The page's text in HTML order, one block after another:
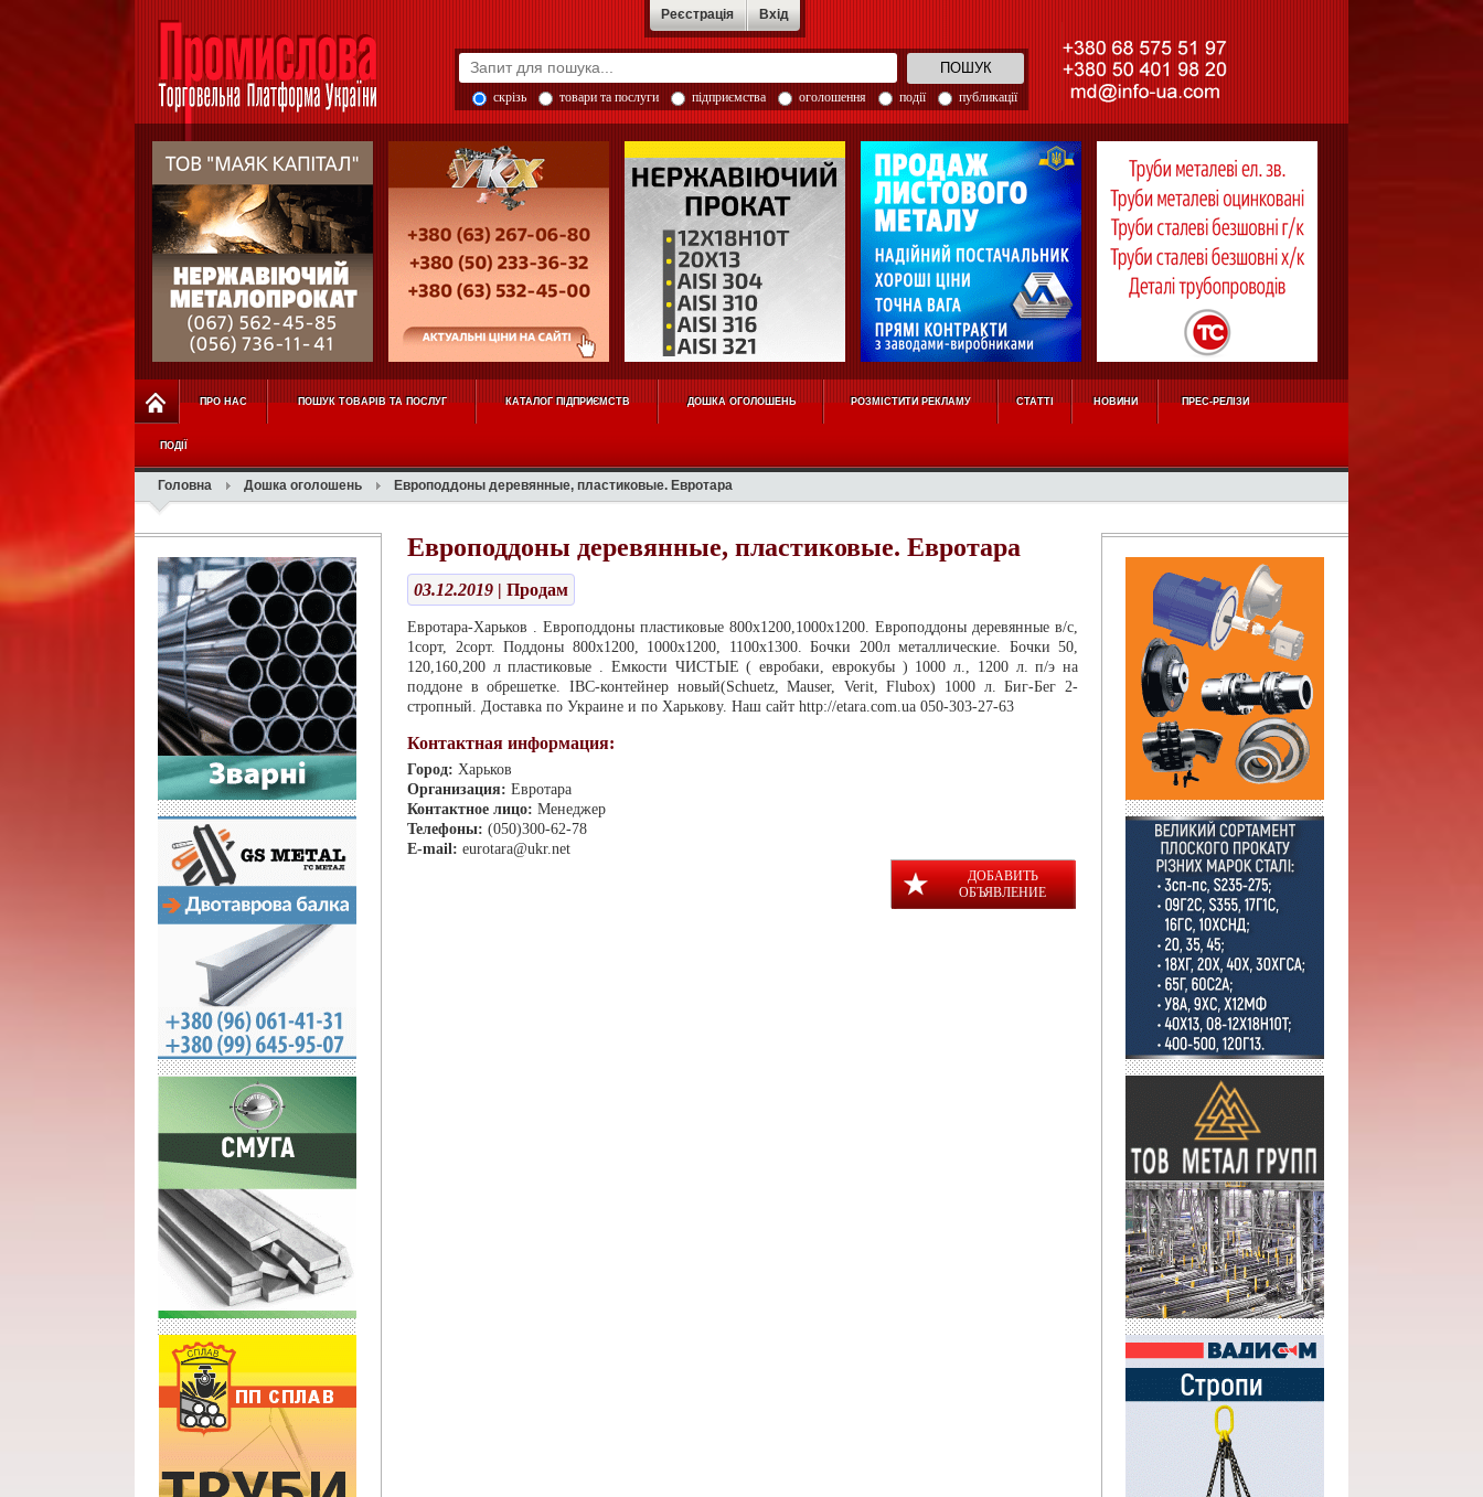
Реєстрація Вхід
скрізь товари та послуги підприємства оголошення події публикації
ПРО НАС ПОШУК ТОВАРІВ ТА ПОСЛУГ КАТАЛОГ ПІДПРИЄМСТВ ДОШКА ОГОЛОШЕНЬ РОЗМІСТИТИ РЕКЛАМУ СТАТТІ НОВИНИ ПРЕС-РЕЛІЗИ
ПОДІЇ
Головна Дошка оголошень Европоддоны деревянные, пластиковые. Евротара
Европоддоны деревянные, пластиковые. Евротара
03.12.2019 | Продам
Евротара-Харьков . Европоддоны пластиковые 800х1200,1000х1200. Европоддоны деревянные в/с,
1сорт, 2сорт. Поддоны 800х1200, 1000х1200, 1100х1300. Бочки 200л металлические. Бочки 50,
120,160,200 л пластиковые . Емкости ЧИСТЫЕ ( евробаки, еврокубы ) 1000 л., 1200 л. п/э на
поддоне в обрешетке. IBC-контейнер новый(Schuetz, Mauser, Verit, Flubox) 1000 л. Биг-Бег 2-
стропный. Доставка по Украине и по Харькову. Наш сайт http://etara.com.ua 050-303-27-63
Контактная информация:
Город: Харьков
Организация: Евротара
Контактное лицо: Менеджер
Телефоны: (050)300-62-78
E-mail: eurotara@ukr.net
ДОБАВИТЬ
ОБЪЯВЛЕНИЕ